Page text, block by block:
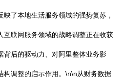
了本地生活服务领域的强势复苏，
互联网服务领域的战略调整正在收获
背后的驱动力、对阿里整体业务影
构调整的启示作用。\n\n从财务数据